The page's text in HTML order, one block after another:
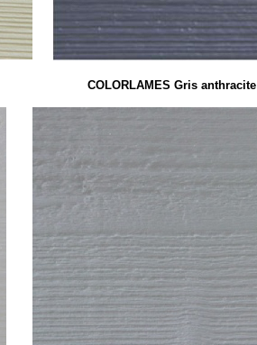
COLORLAMES Gris anthracite